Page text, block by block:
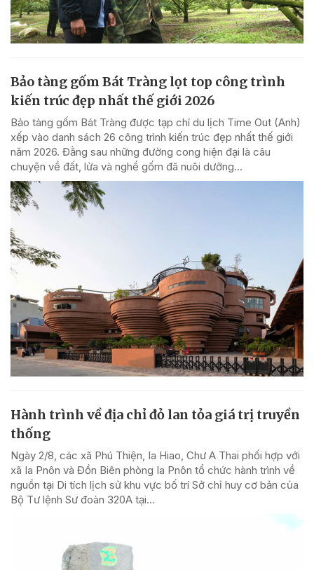
Bảo tàng gốm Bát Tràng lọt top công trình
kiến trúc đẹp nhất thế giới 2026
Bảo tàng gốm Bát Tràng được tạp chí du lịch Time Out (Anh)
xếp vào danh sách 26 công trình kiến trúc đẹp nhất thế giới
năm 2026. Đằng sau những đường cong hiện đại là câu
chuyện về đất, lửa và nghề gốm đã nuôi dưỡng...
Hành trình về địa chỉ đỏ lan tỏa giá trị truyền
thống
Ngày 2/8, các xã Phú Thiện, Ia Hiao, Chư A Thai phối hợp với
xã Ia Pnôn và Đồn Biên phòng Ia Pnôn tổ chức hành trình về
nguồn tại Di tích lịch sử khu vực bố trí Sở chỉ huy cơ bản của
Bộ Tư lệnh Sư đoàn 320A tại...